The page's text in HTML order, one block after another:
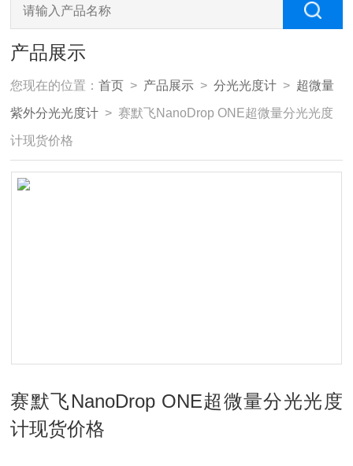
产品展示
您现在的位置：首页 > 产品展示 >分光光度计 > 超微量
紫外分光光度计 > 赛默飞NanoDrop ONE超微量分光光度
计现货价格
赛默飞NanoDrop ONE超微量分光光度
计现货价格